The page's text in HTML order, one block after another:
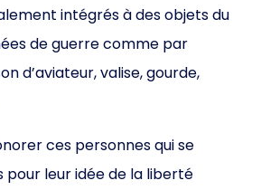
intégrés à des objets du
de guerre comme par
d’aviateur, valise, gourde,
ces personnes qui se
pour leur idée de la liberté